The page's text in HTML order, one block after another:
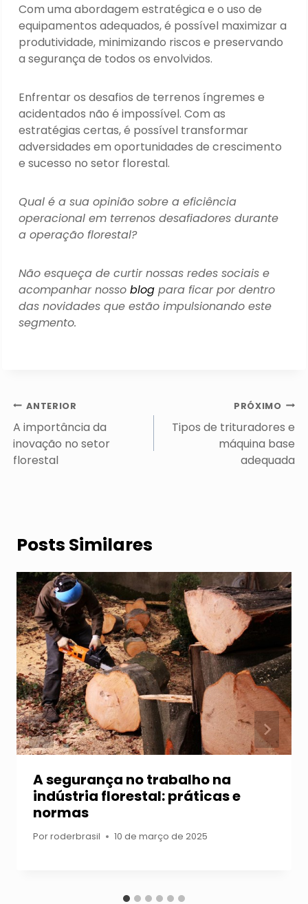
Com uma abordagem estratégica e o uso de
equipamentos adequados, é possível maximizar a
produtividade, minimizando riscos e preservando
a segurança de todos os envolvidos.
Enfrentar os desafios de terrenos íngremes e
acidentados não é impossível. Com as
estratégias certas, é possível transformar
adversidades em oportunidades de crescimento
e sucesso no setor florestal.
Qual é a sua opinião sobre a eficiência
operacional em terrenos desafiadores durante
a operação florestal?
Não esqueça de curtir nossas redes sociais e
acompanhar nosso blog para ficar por dentro
das novidades que estão impulsionando este
segmento.
Navegação
de
Post
ANTERIOR
A importância da
inovação no setor
florestal
PRÓXIMO
Tipos de trituradores e
máquina base
adequada
Posts Similares
A segurança no trabalho na
indústria florestal: práticas e
normas
Porroderbrasil 10 de março de 2025